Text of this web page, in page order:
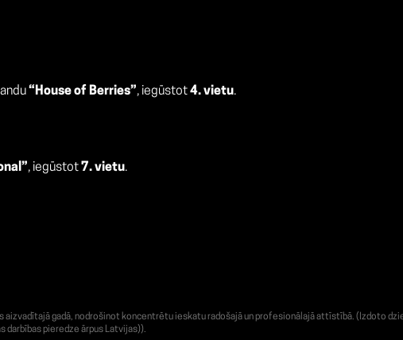
“House of Berries”, iegūstot4. vietu.
, iegūstot7. vietu.
gadā, nodrošinot koncentrētu ieskatu radošajā un profesionālajā attīstībā. (Izdoto
darbības pieredze ārpus Latvijas)).